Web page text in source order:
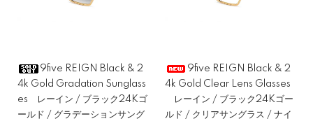
9five REIGN Black & 2
4k Gold Gradation Sunglass
es レーイン / ブラック24Kゴ
ールド / グラデーションサング
9five REIGN Black & 2
4k Gold Clear Lens Glasses
レーイン / ブラック24Kゴー
ルド / クリアサングラス / ナイ